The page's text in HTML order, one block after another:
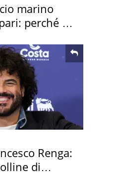
marino
perché è
Renga:
di